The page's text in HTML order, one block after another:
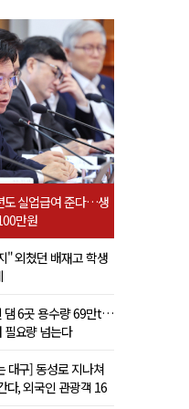
도 실업급여 준다…생
만원
" 외쳤던 배재고 학생
댐 6곳 용수량 69만t…
필요량 넘는다
대구] 동성로 지나쳐
다, 외국인 관광객 16